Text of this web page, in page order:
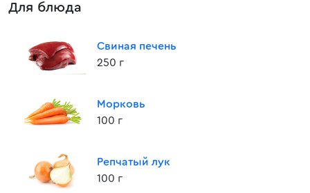
Для блюда
Свиная печень
250 г
Морковь
100 г
Репчатый лук
100 г